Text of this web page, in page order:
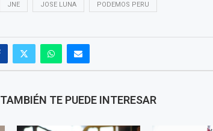
JNE JOSE LUNA PODEMOS PERU
TAMBIÉN TE PUEDE INTERESAR